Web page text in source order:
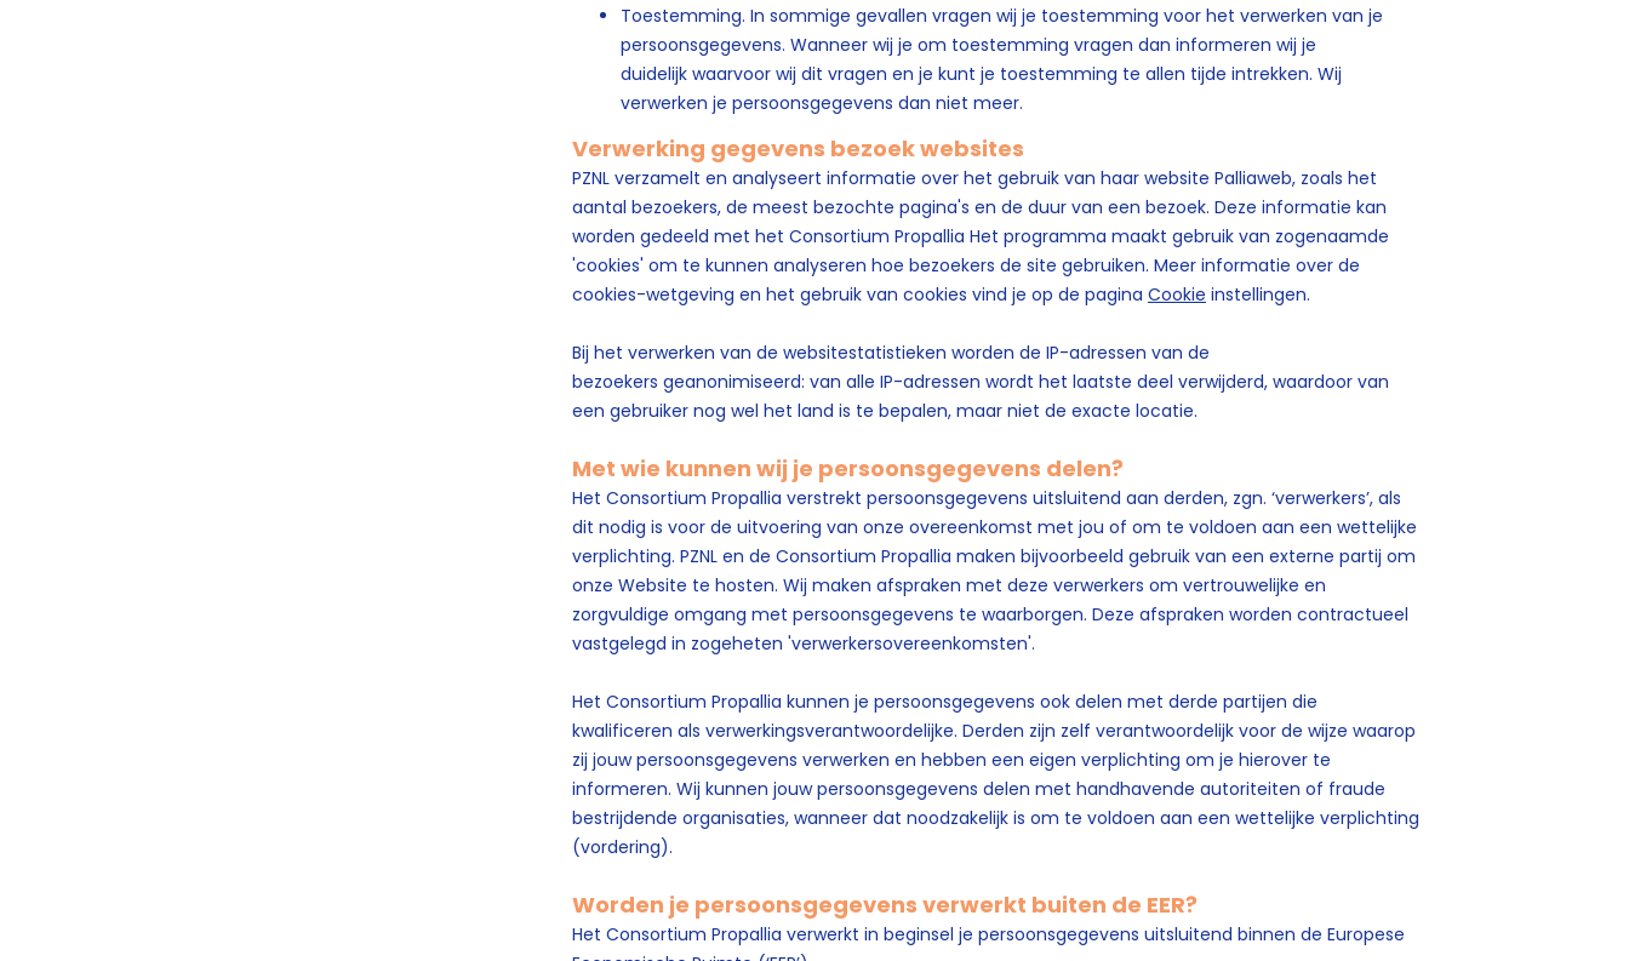
Toestemming. In sommige gevallen vragen wij je toestemming voor het verwerken van je
persoonsgegevens. Wanneer wij je om toestemming vragen dan informeren wij je
duidelijk waarvoor wij dit vragen en je kunt je toestemming te allen tijde intrekken. Wij
verwerken je persoonsgegevens dan niet meer.
Verwerking gegevens bezoek websites
PZNL verzamelt en analyseert informatie over het gebruik van haar website Palliaweb, zoals het
aantal bezoekers, de meest bezochte pagina's en de duur van een bezoek. Deze informatie kan
worden gedeeld met het Consortium Propallia Het programma maakt gebruik van zogenaamde
'cookies' om te kunnen analyseren hoe bezoekers de site gebruiken. Meer informatie over de
cookies-wetgeving en het gebruik van cookies vind je op de pagina Cookie instellingen.
Bij het verwerken van de websitestatistieken worden de IP-adressen van de
bezoekers geanonimiseerd: van alle IP-adressen wordt het laatste deel verwijderd, waardoor van
een gebruiker nog wel het land is te bepalen, maar niet de exacte locatie.
Met wie kunnen wij je persoonsgegevens delen?
Het Consortium Propallia verstrekt persoonsgegevens uitsluitend aan derden, zgn. ‘verwerkers’, als
dit nodig is voor de uitvoering van onze overeenkomst met jou of om te voldoen aan een wettelijke
verplichting. PZNL en de Consortium Propallia maken bijvoorbeeld gebruik van een externe partij om
onze Website te hosten. Wij maken afspraken met deze verwerkers om vertrouwelijke en
zorgvuldige omgang met persoonsgegevens te waarborgen. Deze afspraken worden contractueel
vastgelegd in zogeheten 'verwerkersovereenkomsten'.
Het Consortium Propallia kunnen je persoonsgegevens ook delen met derde partijen die
kwalificeren als verwerkingsverantwoordelijke. Derden zijn zelf verantwoordelijk voor de wijze waarop
zij jouw persoonsgegevens verwerken en hebben een eigen verplichting om je hierover te
informeren. Wij kunnen jouw persoonsgegevens delen met handhavende autoriteiten of fraude
bestrijdende organisaties, wanneer dat noodzakelijk is om te voldoen aan een wettelijke verplichting
(vordering).
Worden je persoonsgegevens verwerkt buiten de EER?
Het Consortium Propallia verwerkt in beginsel je persoonsgegevens uitsluitend binnen de Europese